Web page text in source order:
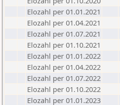
Elozahl per 01.01.2021
Elozahl per 01.04.2021
Elozahl per 01.07.2021
Elozahl per 01.10.2021
Elozahl per 01.01.2022
Elozahl per 01.04.2022
Elozahl per 01.07.2022
Elozahl per 01.10.2022
Elozahl per 01.01.2023